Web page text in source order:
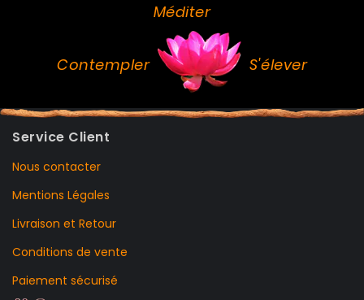
Méditer
Contempler S'élever
Service Client
Nous contacter
Mentions Légales
Livraison et Retour
Conditions de vente
Paiement sécurisé